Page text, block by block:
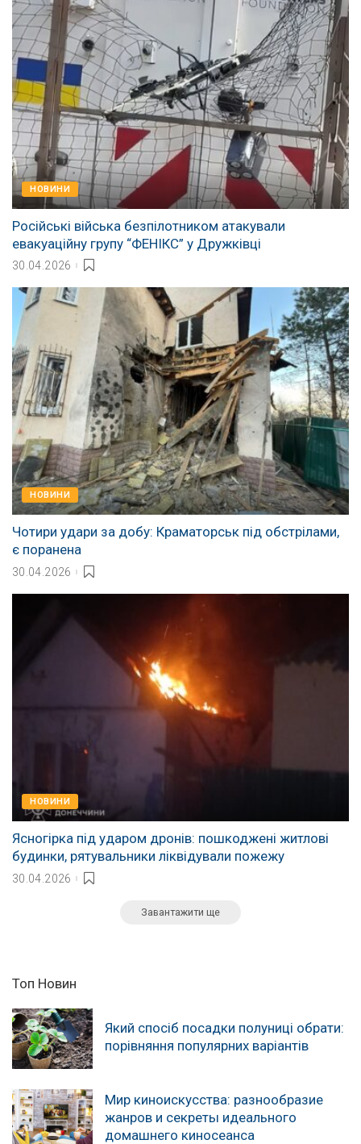
НОВИНИ
Російські війська безпілотником атакували
евакуаційну групу “ФЕНІКС” у Дружківці
30.04.2026
НОВИНИ
Чотири удари за добу: Краматорськ під обстрілами,
є поранена
30.04.2026
НОВИНИ
Ясногірка під ударом дронів: пошкоджені житлові
будинки, рятувальники ліквідували пожежу
30.04.2026
Завантажити ще
Топ Новин
Який спосіб посадки полуниці обрати:
порівняння популярних варіантів
Мир киноискусства: разнообразие
жанров и секреты идеального
домашнего киносеанса